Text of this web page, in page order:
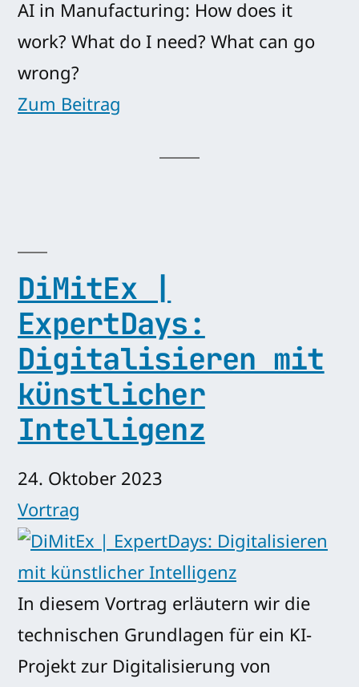
AI in Manufacturing: How does it
work? What do I need? What can go
wrong?
Zum Beitrag
DiMitEx |
ExpertDays:
Digitalisieren mit
künstlicher
Intelligenz
24. Oktober 2023
Vortrag
In diesem Vortrag erläutern wir die
technischen Grundlagen für ein KI-
Projekt zur Digitalisierung von